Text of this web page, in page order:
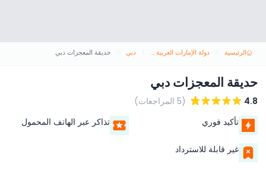
الرئيسية دولة الإمارات العربية المتحدة دبي حديقة المعجزات دبي
حديقة المعجزات دبي
4.8
(5 المراجعات)
تأكيد فوري
تذاكر عبر الهاتف المحمول
غير قابلة للاسترداد